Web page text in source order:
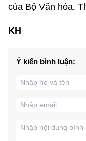
của Bộ Văn hóa,
KH
Ý kiến bình luận: